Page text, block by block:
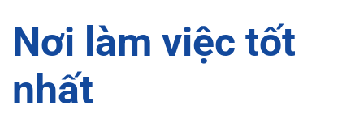
Nơi làm việc tốt
nhất